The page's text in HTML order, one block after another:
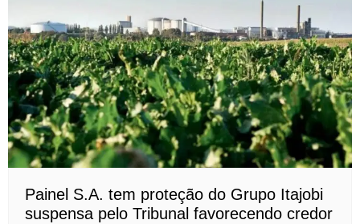
Painel S.A. tem proteção do Grupo Itajobi
suspensa pelo Tribunal favorecendo credor